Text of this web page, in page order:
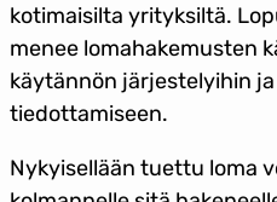
kotimaisilta yrityksiltä.
menee lomahakemusten
käytännön järjestelyihin
tiedottamiseen.
Nykyisellään tuettu loma